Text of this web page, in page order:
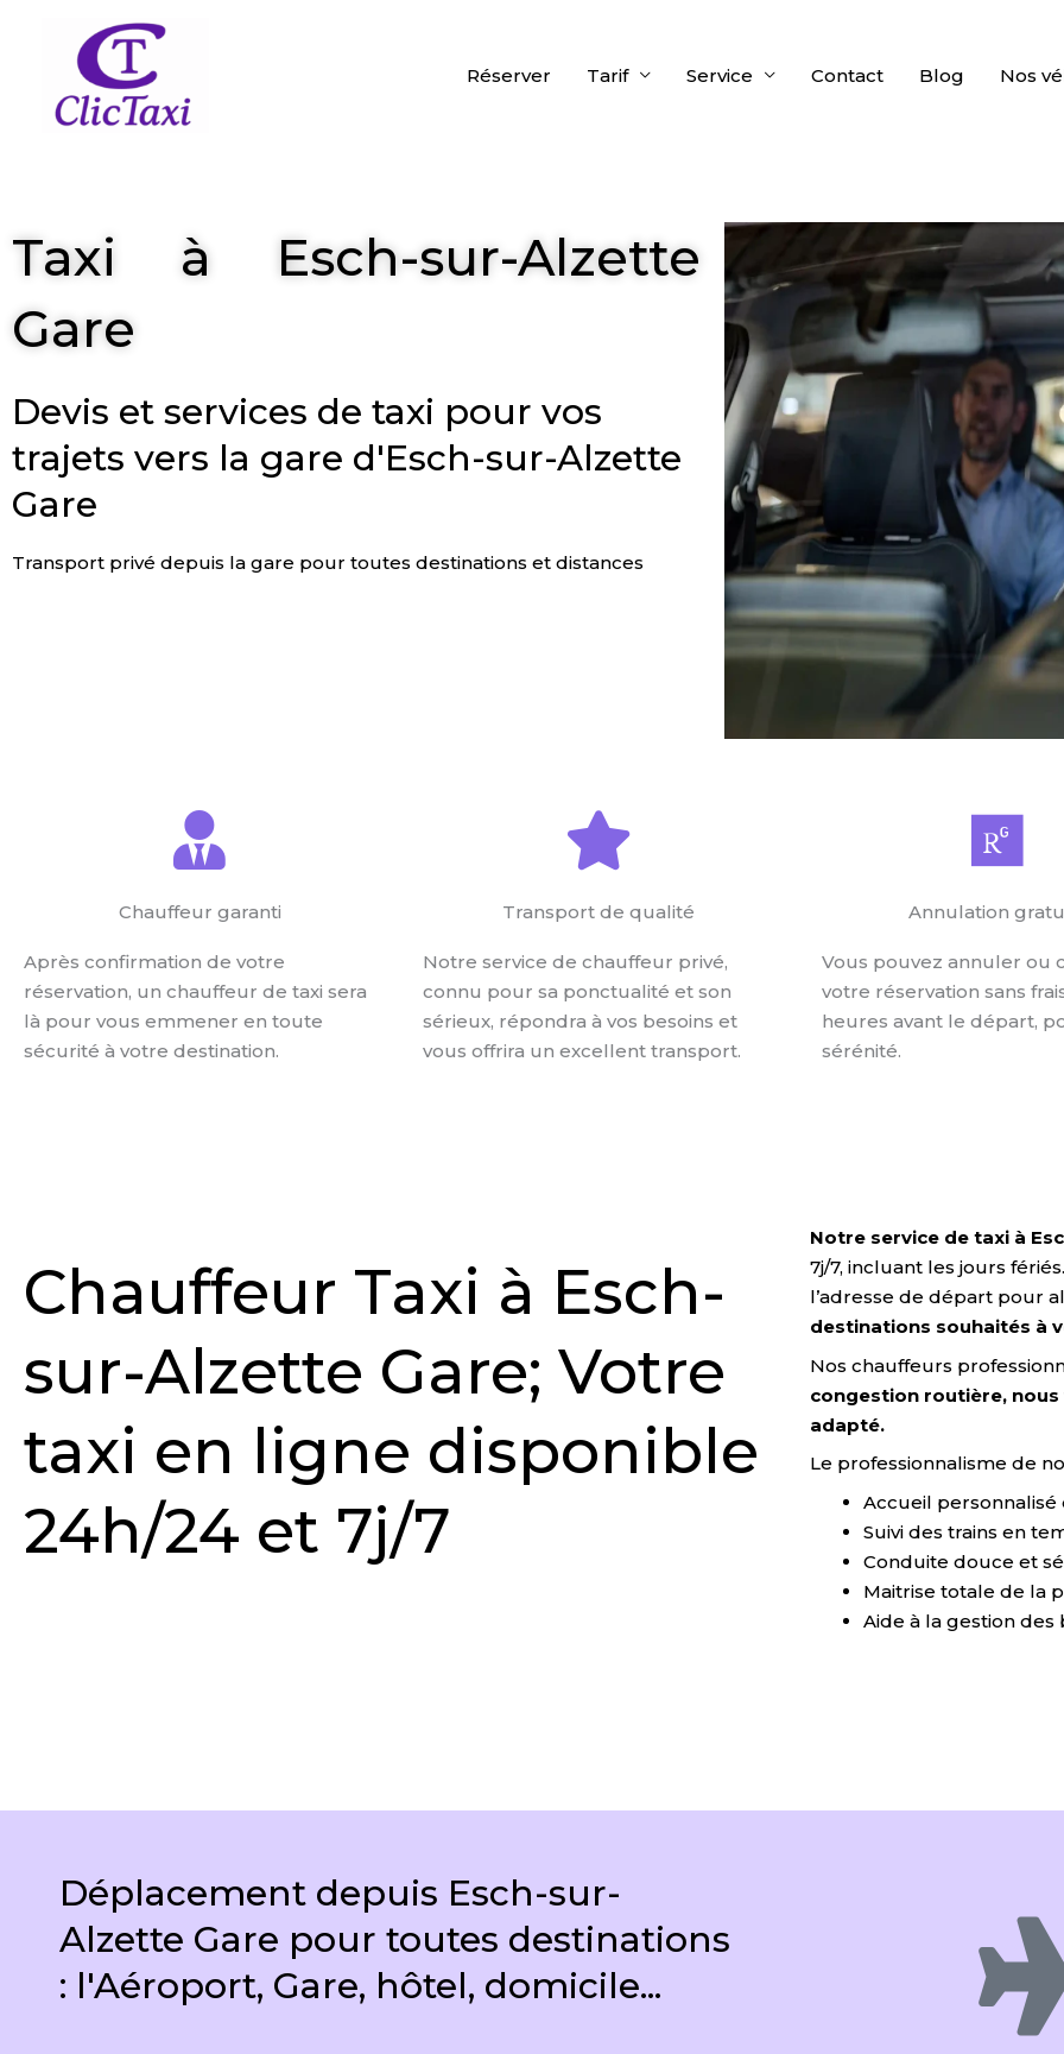
Réserver Tarif Service Contact Blog Nos
Taxi à Esch-sur-Alzette
Gare​
Devis et services de taxi pour vos
trajets vers la gare d'Esch-sur-Alzette
Gare
Transport privé depuis la gare pour toutes destinations et distances
Chauffeur garanti
Après confirmation de votre
réservation, un chauffeur de taxi sera
là pour vous emmener en toute
sécurité à votre destination.
Transport de qualité
Notre service de chauffeur privé,
connu pour sa ponctualité et son
sérieux, répondra à vos besoins et
vous offrira un excellent transport.
Annulation
Vous pouvez annuler ou
votre réservation sans
heures avant le départ,
sérénité.
Chauffeur Taxi à Esch-
sur-Alzette Gare; Votre
taxi en ligne disponible
24h/24 et 7j/7
Notre service de taxi à
7j/7, incluant les jours
l’adresse de départ pour
destinations souhaités à
Nos chauffeurs
congestion routière,
adapté.
Le professionnalisme de
Accueil
Suivi des trains en
Conduite douce et
Maitrise totale de la
Aide à la gestion des
Déplacement depuis Esch-sur-
Alzette Gare pour toutes destinations
: l'Aéroport, Gare, hôtel, domicile...